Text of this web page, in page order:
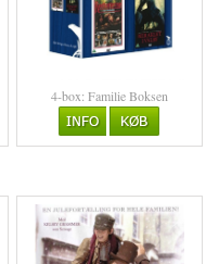
4-box: Familie Boksen